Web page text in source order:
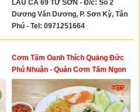
LẨU CÁ 69 TƯ SƠN - Đ/c: Số 2
Dương Văn Dương, P. Sơn Kỳ, Tân
Phú - Tel: 0971251664
Cơm Tấm Oanh Thích Quảng Đức
Phú Nhuận - Quán Cơm Tấm Ngon
Quận Phú Nhuận